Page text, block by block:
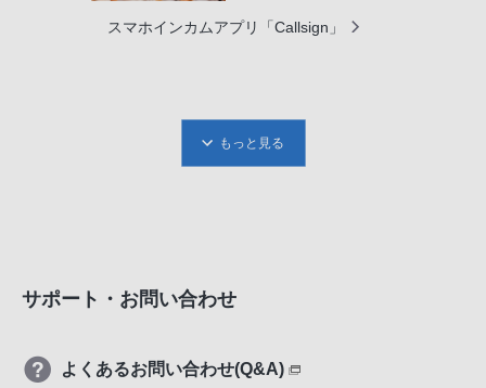
スマホインカムアプリ「Callsign」
もっと見る
サポート・お問い合わせ
よくあるお問い合わせ(Q&A)